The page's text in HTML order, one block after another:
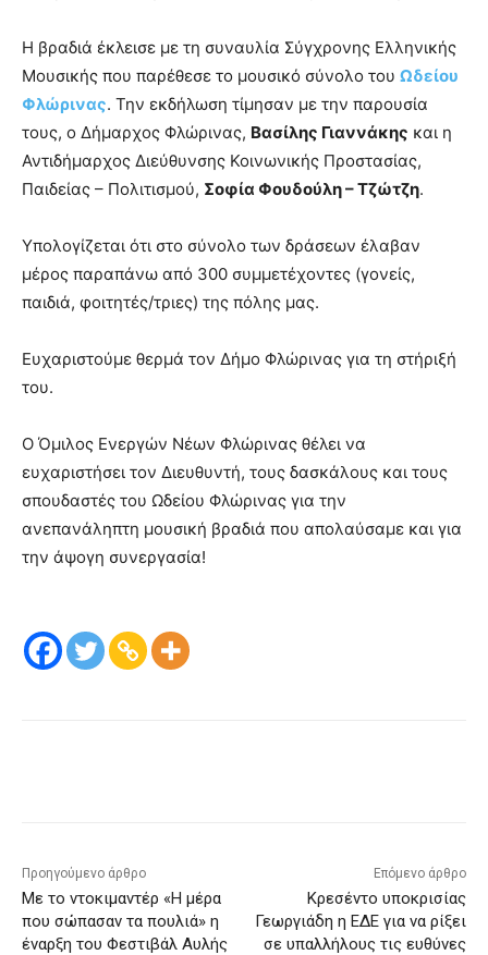
Η βραδιά έκλεισε με τη συναυλία Σύγχρονης Ελληνικής
Μουσικής που παρέθεσε το μουσικό σύνολο του Ωδείου
Φλώρινας. Την εκδήλωση τίμησαν με την παρουσία
τους, ο Δήμαρχος Φλώρινας, Βασίλης Γιαννάκης και η
Αντιδήμαρχος Διεύθυνσης Κοινωνικής Προστασίας,
Παιδείας – Πολιτισμού, Σοφία Φουδούλη – Τζώτζη.
Υπολογίζεται ότι στο σύνολο των δράσεων έλαβαν
μέρος παραπάνω από 300 συμμετέχοντες (γονείς,
παιδιά, φοιτητές/τριες) της πόλης μας.
Ευχαριστούμε θερμά τον Δήμο Φλώρινας για τη στήριξή
του.
Ο Όμιλος Ενεργών Νέων Φλώρινας θέλει να
ευχαριστήσει τον Διευθυντή, τους δασκάλους και τους
σπουδαστές του Ωδείου Φλώρινας για την
ανεπανάληπτη μουσική βραδιά που απολαύσαμε και για
την άψογη συνεργασία!
Προηγούμενο άρθρο
Με το ντοκιμαντέρ «Η μέρα
που σώπασαν τα πουλιά» η
έναρξη του Φεστιβάλ Αυλής
Επόμενο άρθρο
Κρεσέντο υποκρισίας
Γεωργιάδη η ΕΔΕ για να ρίξει
σε υπαλλήλους τις ευθύνες